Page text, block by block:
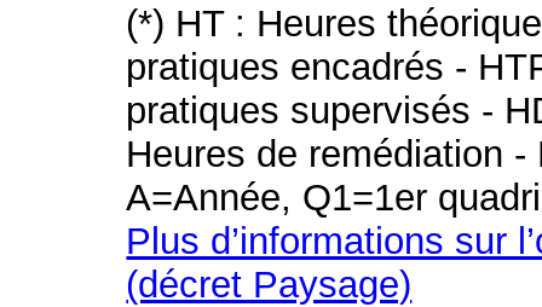
(*) HT : Heures
pratiques encadrés -
pratiques supervisés -
Heures de remédiation
A=Année, Q1=1er
Plus d’informations sur
(décret Paysage)